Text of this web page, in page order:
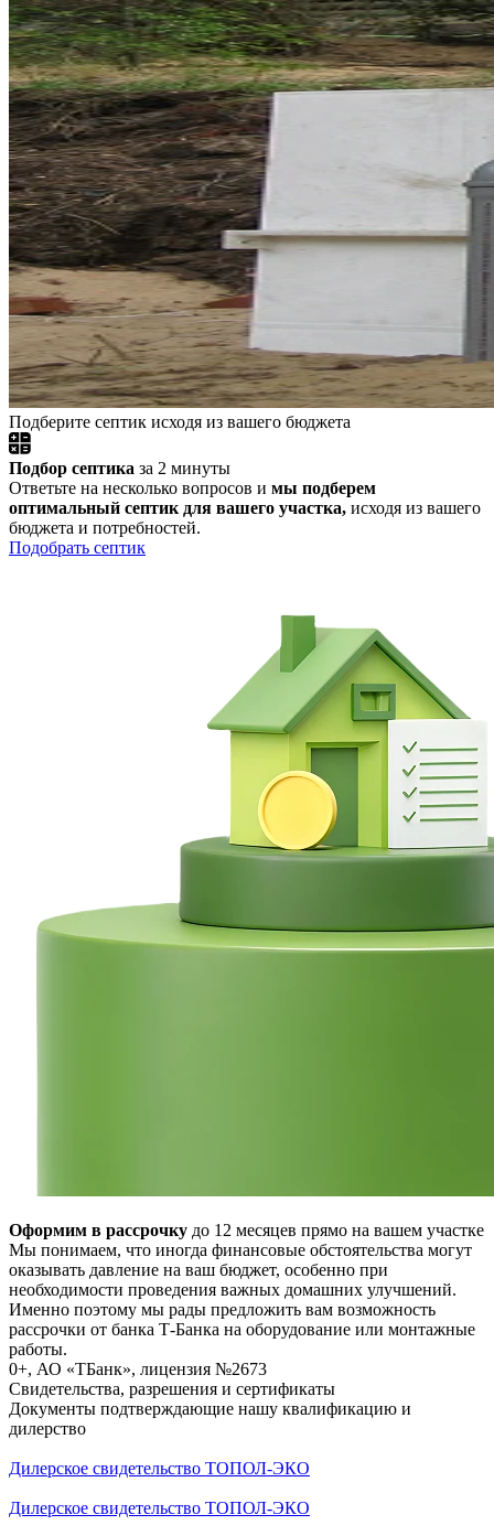
Подберите септик исходя из вашего бюджета
Подбор септика за 2 минуты
Ответьте на несколько вопросов и мы подберем
оптимальный септик для вашего участка, исходя из вашего
бюджета и потребностей.
Подобрать септик
Оформим в рассрочку до 12 месяцев прямо на вашем участке
Мы понимаем, что иногда финансовые обстоятельства могут
оказывать давление на ваш бюджет, особенно при
необходимости проведения важных домашних улучшений.
Именно поэтому мы рады предложить вам возможность
рассрочки от банка Т-Банка на оборудование или монтажные
работы.
0+, АО «ТБанк», лицензия №2673
Свидетельства, разрешения и сертификаты
Документы подтверждающие нашу квалификацию и
дилерство
Дилерское свидетельство ТОПОЛ-ЭКО
Дилерское свидетельство ТОПОЛ-ЭКО